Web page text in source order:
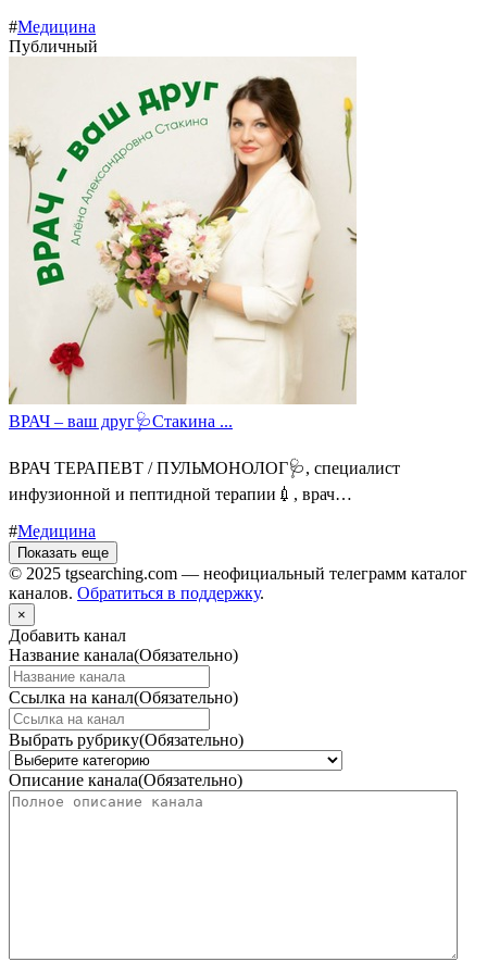
#Медицина
Публичный
ВРАЧ – ваш друг🩺Стакина ...
ВРАЧ ТЕРАПЕВТ / ПУЛЬМОНОЛОГ🩺, специалист
инфузионной и пептидной терапии💉, врач…
#Медицина
Показать еще
© 2025 tgsearching.com — неофициальный телеграмм каталог
каналов. Обратиться в поддержку.
×
Добавить канал
Название канала(Обязательно)
Ссылка на канал(Обязательно)
Выбрать рубрику(Обязательно)
Описание канала(Обязательно)